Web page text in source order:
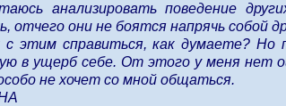
анализировать поведение
отчего они не боятся напрячь собой
с этим справиться, как думаете?
в ущерб себе. От этого у меня нет
не хочет со мной общаться.